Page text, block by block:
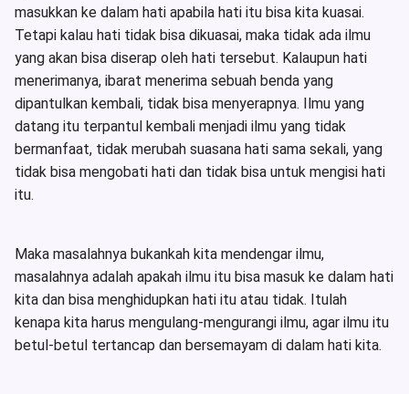
masukkan ke dalam hati apabila hati itu bisa kita kuasai.
Tetapi kalau hati tidak bisa dikuasai, maka tidak ada ilmu
yang akan bisa diserap oleh hati tersebut. Kalaupun hati
menerimanya, ibarat menerima sebuah benda yang
dipantulkan kembali, tidak bisa menyerapnya. Ilmu yang
datang itu terpantul kembali menjadi ilmu yang tidak
bermanfaat, tidak merubah suasana hati sama sekali, yang
tidak bisa mengobati hati dan tidak bisa untuk mengisi hati
itu.
Maka masalahnya bukankah kita mendengar ilmu,
masalahnya adalah apakah ilmu itu bisa masuk ke dalam hati
kita dan bisa menghidupkan hati itu atau tidak. Itulah
kenapa kita harus mengulang-mengurangi ilmu, agar ilmu itu
betul-betul tertancap dan bersemayam di dalam hati kita.